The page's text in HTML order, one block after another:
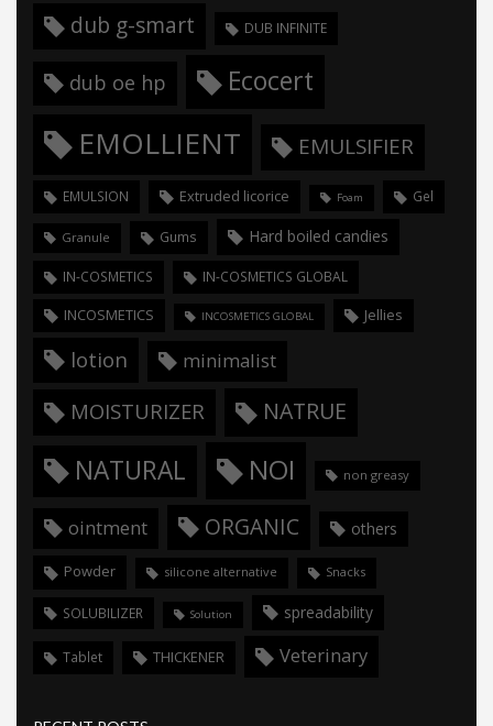
dub g-smart DUB INFINITE
dub oe hp Ecocert
EMOLLIENT EMULSIFIER
EMULSION Extruded licorice Foam Gel
Granule Gums Hard boiled candies
IN-COSMETICS IN-COSMETICS GLOBAL
INCOSMETICS INCOSMETICS GLOBAL Jellies
lotion minimalist
MOISTURIZER NATRUE
NATURAL NOI non greasy
ointment ORGANIC others
Powder silicone alternative Snacks
SOLUBILIZER Solution spreadability
Tablet THICKENER Veterinary